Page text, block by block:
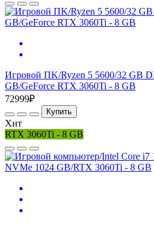
Игровой ПK/Ryzen 5 5600/32 GB
GB/GeForce RTX 3060Ti - 8 GB
72999₽
Купить
Хит
RTX 3060Ti - 8 GB